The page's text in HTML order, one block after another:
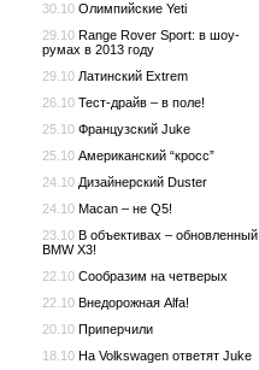
30.10 Олимпийские Yeti
29.10 Range Rover Sport: в шоу-
румах в 2013 году
29.10 Латинский Extrem
26.10 Тест-драйв – в поле!
25.10 Французский Juke
25.10 Американский “кросс”
24.10 Дизайнерский Duster
24.10 Macan – не Q5!
23.10 В объективах – обновленный
BMW X3!
22.10 Сообразим на четверых
22.10 Внедорожная Alfa!
20.10 Приперчили
18.10 На Volkswagen ответят Juke